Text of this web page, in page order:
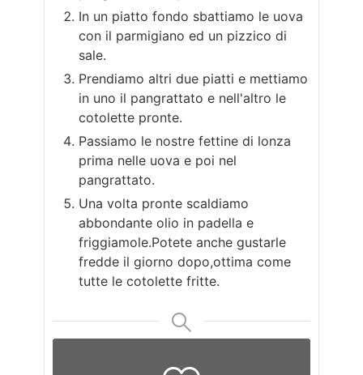
In un piatto fondo sbattiamo le uova
con il parmigiano ed un pizzico di
sale.
Prendiamo altri due piatti e mettiamo
in uno il pangrattato e nell'altro le
cotolette pronte.
Passiamo le nostre fettine di lonza
prima nelle uova e poi nel
pangrattato.
Una volta pronte scaldiamo
abbondante olio in padella e
friggiamole.Potete anche gustarle
fredde il giorno dopo,ottima come
tutte le cotolette fritte.